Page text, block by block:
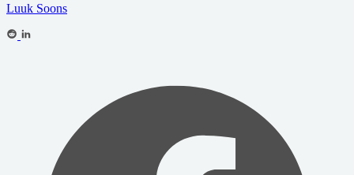
Luuk Soons